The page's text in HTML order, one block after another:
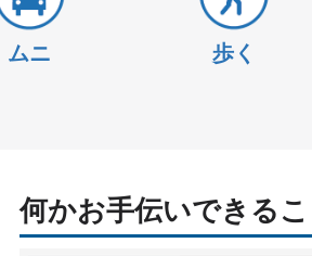
ムニ 歩く
何かお手伝いできる